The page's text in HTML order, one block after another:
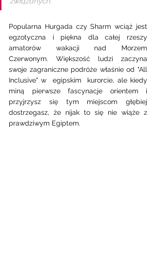
Popularna Hurgada czy Sharm wciąż jest
egzotyczna i piękna dla całej rzeszy
amatorów wakacji nad Morzem
Czerwonym. Większość ludzi zaczyna
swoje zagraniczne podróże właśnie od "All
Inclusive" w  egipskim  kurorcie, ale kiedy
miną pierwsze fascynacje orientem i
przyjrzysz się tym miejscom głębiej
dostrzegasz, że nijak to się nie wiąże z
prawdziwym Egiptem.